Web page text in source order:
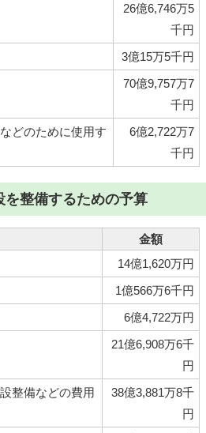
26億6,746万5
千円
3億15万5千円
70億9,757万7
千円
どのために使用す
6億2,722万7
千円
を整備するための予算
金額
14億1,620万円
1億566万6千円
6億4,722万円
21億6,908万6千
円
整備などの費用
38億3,881万8千
円